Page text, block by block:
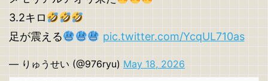
3.2キロ
足が震える
pic.twitter.com/YcqUL710as
— りゅうせい (@976ryu) May 18, 2026